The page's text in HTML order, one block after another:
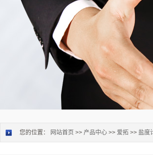
您的位置： 网站首页 >> 产品中心 >> 爱拓 >> 盐度